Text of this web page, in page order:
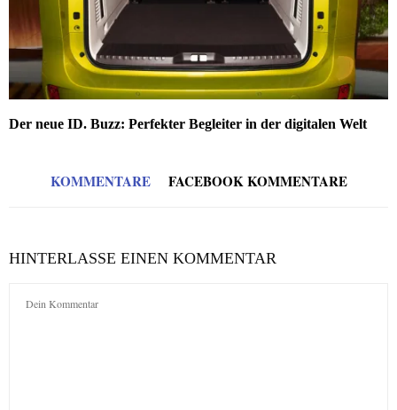
Der neue ID. Buzz: Perfekter Begleiter in der digitalen Welt
KOMMENTARE FACEBOOK KOMMENTARE
HINTERLASSE EINEN KOMMENTAR